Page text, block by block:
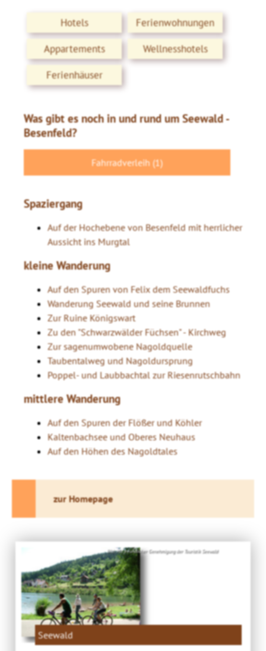
Hotels
Ferienwohnungen
Appartements
Wellnesshotels
Ferienhäuser
Was gibt es noch in und rund um Seewald -
Besenfeld?
Fahrradverleih (1)
Spaziergang
Auf der Hochebene von Besenfeld mit herrlicher
Aussicht ins Murgtal
kleine Wanderung
Auf den Spuren von Felix dem Seewaldfuchs
Wanderung Seewald und seine Brunnen
Zur Ruine Königswart
Zu den "Schwarzwälder Füchsen" - Kirchweg
Zur sagenumwobene Nagoldquelle
Taubentalweg und Nagoldursprung
Poppel- und Laubbachtal zur Riesenrutschbahn
mittlere Wanderung
Auf den Spuren der Flößer und Köhler
Kaltenbachsee und Oberes Neuhaus
Auf den Höhen des Nagoldtales
zur Homepage
Bild: Mit freundlicher Genehmigung der Touristik Seewald
Seewald